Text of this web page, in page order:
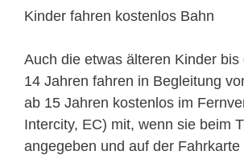
Kinder fahren kostenlos Bahn
Auch die etwas älteren Kinder bis
14 Jahren fahren in Begleitung
ab 15 Jahren kostenlos im
Intercity, EC) mit, wenn sie beim
angegeben und auf der Fahrkarte